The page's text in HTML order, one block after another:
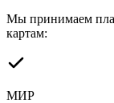
Мы принимаем
картам:
МИР